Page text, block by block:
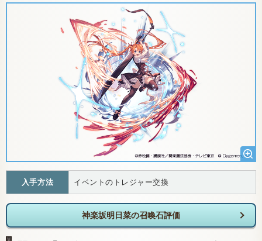
入手方法 イベントのトレジャー交換
神楽坂明日菜の召喚石評価